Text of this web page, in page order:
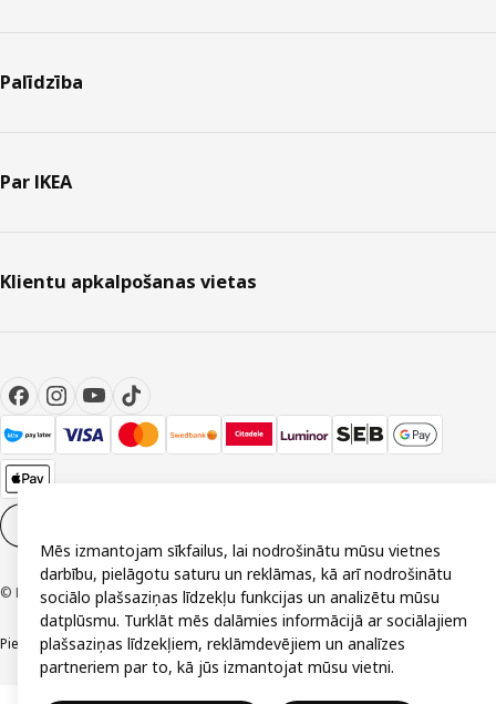
Palīdzība
Par IKEA
Klientu apkalpošanas vietas
© Inter IKEA Systems B.V. 1999-2026
PiekļūstamībaVispārīgi noteikumiPrivātuma un sīkdatņu politikaKontakti
Mēs izmantojam sīkfailus, lai nodrošinātu mūsu vietnes
darbību, pielāgotu saturu un reklāmas, kā arī nodrošinātu
sociālo plašsaziņas līdzekļu funkcijas un analizētu mūsu
datplūsmu. Turklāt mēs dalāmies informācijā ar sociālajiem
plašsaziņas līdzekļiem, reklāmdevējiem un analīzes
partneriem par to, kā jūs izmantojat mūsu vietni.